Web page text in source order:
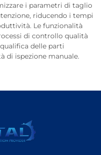
i parametri di taglio
riducendo i tempi
Le funzionalità
di controllo qualità
delle parti
di ispezione manuale.